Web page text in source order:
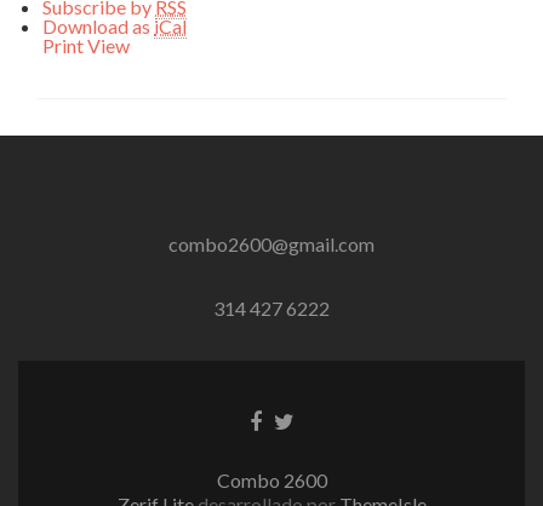
Subscribe by RSS
Download as iCal
PrintView
combo2600@gmail.com
314 427 6222
EnlaceEnlace
Combo 2600